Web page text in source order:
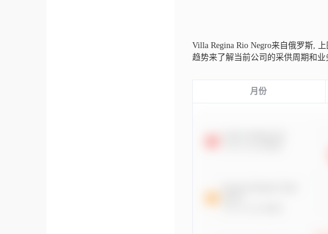
Villa Regina Rio Negro来自俄罗斯,
趋势来了解当前公司的采供周期和业
月份